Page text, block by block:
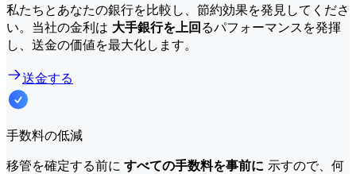
私たちとあなたの銀行を比較し、節約効果を発見してくださ
い。当社の金利は 大手銀行を上回るパフォーマンスを発揮
し、送金の価値を最大化します。
送金する
手数料の低減
移管を確定する前に すべての手数料を事前に 示すので、何